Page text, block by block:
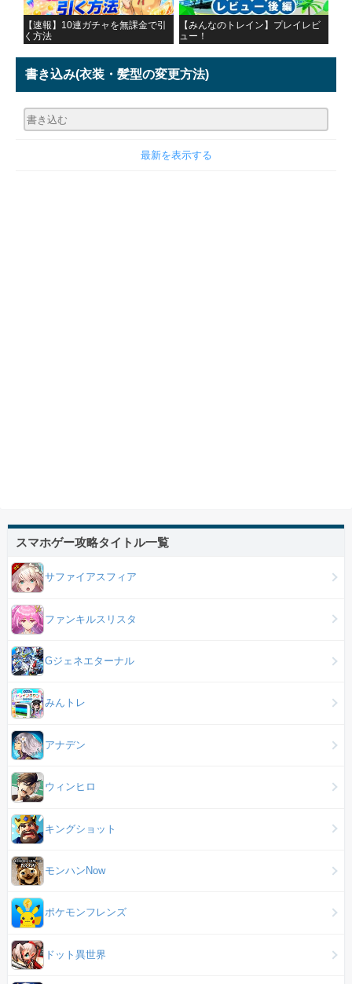
【速報】10連ガチャを無課金で引
く方法
【みんなのトレイン】プレイレビ
ュー！
書き込み(衣装・髪型の変更方法)
最新を表示する
スマホゲー攻略タイトル一覧
サファイアスフィア
ファンキルスリスタ
Gジェネエターナル
みんトレ
アナデン
ウィンヒロ
キングショット
モンハンNow
ポケモンフレンズ
ドット異世界